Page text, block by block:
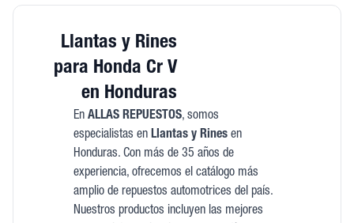
Llantas y Rines
para Honda Cr V
en Honduras
En ALLAS REPUESTOS, somos
especialistas en Llantas y Rinesen
Honduras. Con más de 35 años de
experiencia, ofrecemos el catálogo más
amplio de repuestos automotrices del país.
Nuestros productos incluyen las mejores